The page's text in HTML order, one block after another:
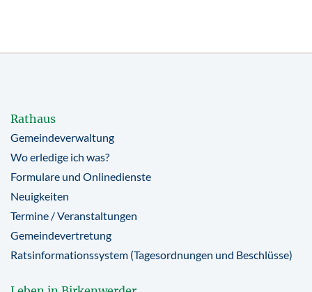
Rathaus
Gemeindeverwaltung
Wo erledige ich was?
Formulare und Onlinedienste
Neuigkeiten
Termine / Veranstaltungen
Gemeindevertretung
Ratsinformationssystem (Tagesordnungen und Beschlüsse)